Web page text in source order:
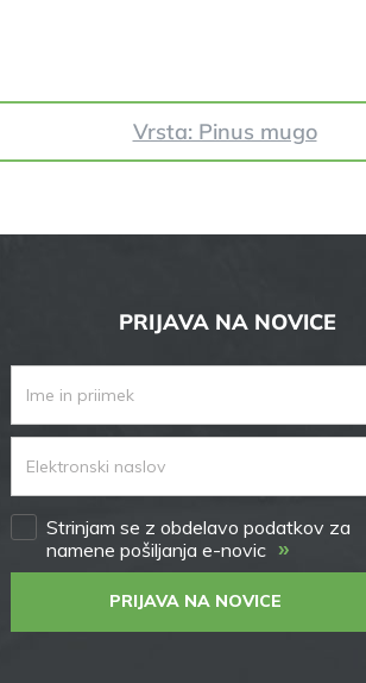
Vrsta: Pinus mugo
PRIJAVA NA NOVICE
Strinjam se z obdelavo podatkov za
namene pošiljanja e-novic »
PRIJAVA NA NOVICE